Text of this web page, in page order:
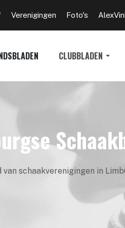
Verenigingen Foto's
CLUBBLADEN
van schaakverenigingen in